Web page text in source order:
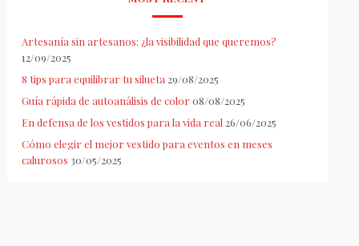
Artesanía sin artesanos: ¿la visibilidad que queremos?
12/09/2025
8 tips para equilibrar tu silueta 29/08/2025
Guía rápida de autoanálisis de color 08/08/2025
En defensa de los vestidos para la vida real 26/06/2025
Cómo elegir el mejor vestido para eventos en meses
calurosos 30/05/2025